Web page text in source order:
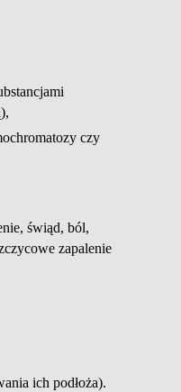
czy
świąd, ból,
zapalenie
ich podłoża).